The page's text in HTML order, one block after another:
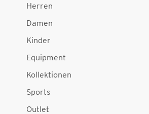
Herren
Damen
Kinder
Equipment
Kollektionen
Sports
Outlet